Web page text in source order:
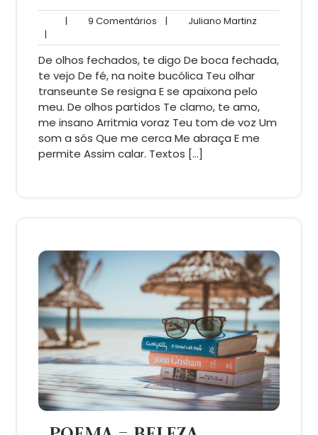
| 9 Comentários | Juliano Martinz
|
De olhos fechados, te digo De boca fechada,
te vejo De fé, na noite bucólica Teu olhar
transeunte Se resigna E se apaixona pelo
meu. De olhos partidos Te clamo, te amo,
me insano Arritmia voraz Teu tom de voz Um
som a sós Que me cerca Me abraça E me
permite Assim calar. Textos […]